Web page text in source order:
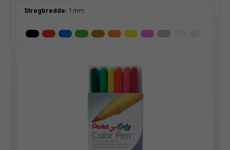
Stregbredde: 1 mm